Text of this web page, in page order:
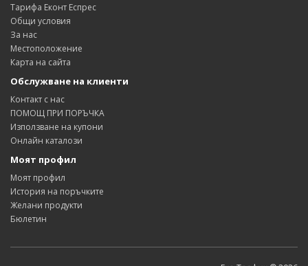
Тарифа Еконт Еспрес
Общи условия
За нас
Местоположение
Карта на сайта
Обслужване на клиенти
Контакт с нас
ПОМОЩ ПРИ ПОРЪЧКА
Използване на купони
Онлайн каталози
Моят профил
Моят профил
История на поръчките
Желани продукти
Бюлетин